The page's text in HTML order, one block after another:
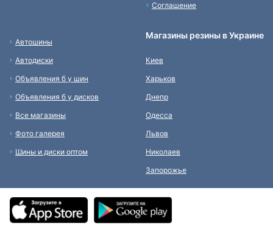
Соглашение
Автошины
Автодиски
Объявления б у шин
Объявления б у дисков
Все магазины
Фото галерея
Шины и диски оптом
Магазины резины в Украине
Киев
Харьков
Днепр
Одесса
Львов
Николаев
Запорожье